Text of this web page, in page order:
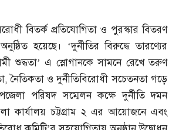
বিতর্ক প্রতিযোগিতা ও পুরস্কার বিতরণ
হয়েছে। ‘দুর্নীতির বিরুদ্ধে তারণ্যের
শুদ্ধতা’ এ স্লোগানকে সামনে রেখে তরুণ
,নৈতিকতা ও দুর্নীতিবিরোধী সচেতনতা গড়ে
পরিষদ সম্মেলন কক্ষে দুর্নীতি দমন
কার্যালয় চট্টগ্রাম ২ এর আয়োজনে এবং